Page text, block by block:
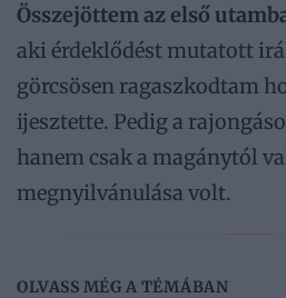
Összejöttem az első
aki érdeklődést mutatott
görcsösen ragaszkodtam
ijesztette. Pedig a
hanem csak a magánytól
megnyilvánulása volt.
OLVASS MÉG A TÉMÁBAN